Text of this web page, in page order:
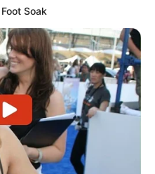
travado na Câmara dos
em seu texto.
estatutário ou
— entenda o que muda
sua carreira.
Soak